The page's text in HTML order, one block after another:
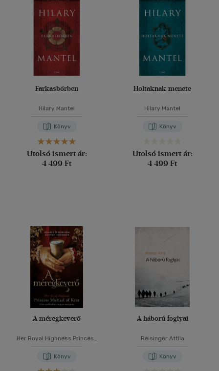
Farkasbőrben
Hilary Mantel
Könyv
Utolsó ismert ár:
4 499 Ft
Holtaknak menete
Hilary Mantel
Könyv
Utolsó ismert ár:
4 499 Ft
A méregkeverő
Her Royal Highness Princess
Könyv
A háború foglyai
Reisinger Attila
Könyv